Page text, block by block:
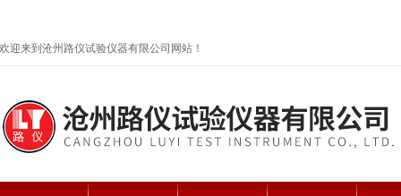
欢迎来到沧州路仪试验仪器有限公司网站！